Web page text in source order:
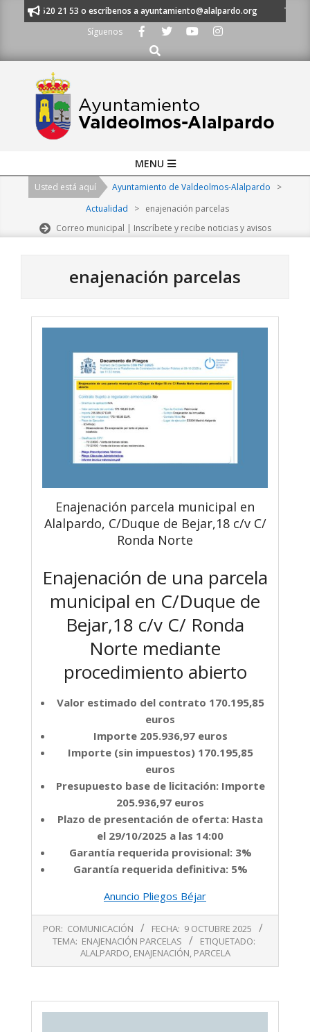
al 91 620 21 53 o escríbenos a ayuntamiento@alalpardo.org
TE
Síguenos
Buscar
Navigation
MENU
Usted está aquí Ayuntamiento de Valdeolmos-Alalpardo
>
Actualidad
> enajenación parcelas
Correo municipal | Inscríbete y recibe noticias y avisos
enajenación parcelas
Enajenación parcela municipal en
Alalpardo, C/Duque de Bejar,18 c/v C/
Ronda Norte
Enajenación de una parcela
municipal en C/Duque de
Bejar,18 c/v C/ Ronda
Norte mediante
procedimiento abierto
Valor estimado del contrato 170.195,85
euros
Importe 205.936,97 euros
Importe (sin impuestos) 170.195,85
euros
Presupuesto base de licitación: Importe
205.936,97 euros
Plazo de presentación de oferta: Hasta
el 29/10/2025 a las 14:00
Garantía requerida provisional: 3%
Garantía requerida definitiva: 5%
Anuncio Pliegos Béjar
10-
POR: COMUNICACIÓN FECHA: 9 OCTUBRE 2025
TEMA: ENAJENACIÓN PARCELAS
ETIQUETADO:
ALALPARDO, ENAJENACIÓN, PARCELA